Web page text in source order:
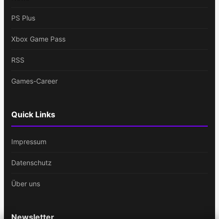
PS Plus
Xbox Game Pass
RSS
Games-Career
Quick Links
Impressum
Datenschutz
Über uns